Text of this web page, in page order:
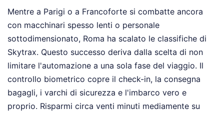
Mentre a Parigi o a Francoforte si combatte ancora
con macchinari spesso lenti o personale
sottodimensionato, Roma ha scalato le classifiche di
Skytrax. Questo successo deriva dalla scelta di non
limitare l'automazione a una sola fase del viaggio. Il
controllo biometrico copre il check-in, la consegna
bagagli, i varchi di sicurezza e l'imbarco vero e
proprio. Risparmi circa venti minuti mediamente su